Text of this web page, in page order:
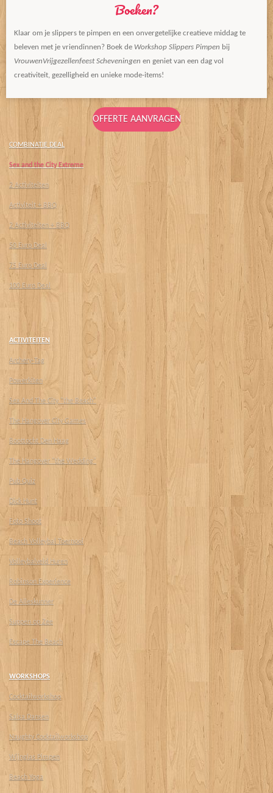
Boeken?
Klaar om je slippers te pimpen en een onvergetelijke creatieve middag te
beleven met je vriendinnen? Boek de Workshop Slippers Pimpen bij
VrouwenVrijgezellenfeest Scheveningen en geniet van een dag vol
creativiteit, gezelligheid en unieke mode-items!
OFFERTE AANVRAGEN
COMBINATIE DEAL
Sex and the City Extreme
2 Activiteiten
Activiteit + BBQ
2 Activiteiten + BBQ
50 Euro Deal
75 Euro Deal
100 Euro Deal
ACTIVITEITEN
Archery-Tag
Powerkiten
Sex And The City "the Beach"
The Hangover City Games
Boottocht Den Haag
The Hangover "the Wedding"
Pub Quiz
Dick Hunt
Foto Shoot
Beach Volleybal Toernooi
Volleybalveld Huren
Robinson Experience
De Alleskunner
Suppen op Zee
Escape The Beach
WORKSHOPS
Cocktailworkshop
Salsa Dansen
Naughty Cocktailworkshop
Wijnglas Pimpen
Beach Yoga